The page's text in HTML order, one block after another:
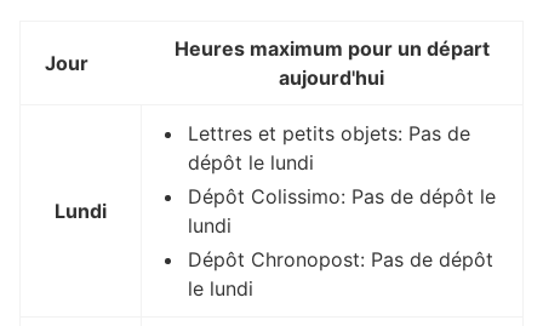
Jour
Heures maximum pour un départ
aujourd'hui
Lundi
Lettres et petits objets: Pas de
dépôt le lundi
Dépôt Colissimo: Pas de dépôt le
lundi
Dépôt Chronopost: Pas de dépôt
le lundi